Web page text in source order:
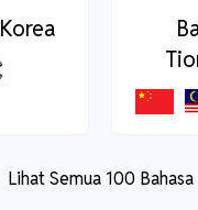
Lihat Semua 100 Bahasa